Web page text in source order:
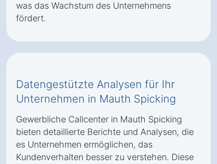
was das Wachstum des Unternehmens
fördert.
Datengestützte Analysen für Ihr
Unternehmen in Mauth Spicking
Gewerbliche Callcenter in Mauth Spicking
bieten detaillierte Berichte und Analysen, die
es Unternehmen ermöglichen, das
Kundenverhalten besser zu verstehen. Diese